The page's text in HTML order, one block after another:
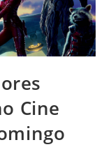
Cine